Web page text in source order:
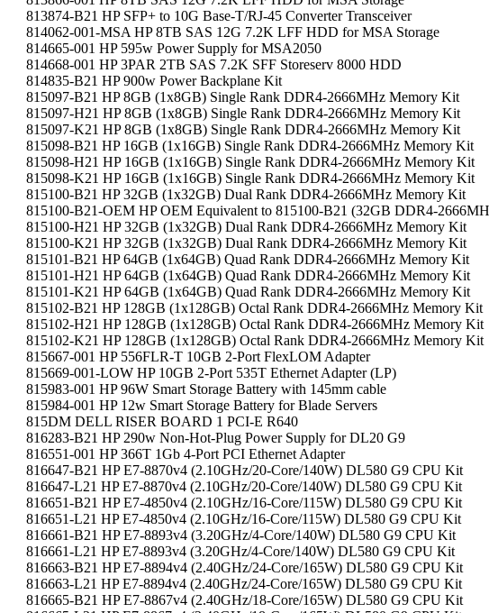
813874-B21 HP SFP+ to 10G Base-T/RJ-45 Converter Transceiver
814062-001-MSA HP 8TB SAS 12G 7.2K LFF HDD for MSA Storage
814665-001 HP 595w Power Supply for MSA2050
814668-001 HP 3PAR 2TB SAS 7.2K SFF Storeserv 8000 HDD
814835-B21 HP 900w Power Backplane Kit
815097-B21 HP 8GB (1x8GB) Single Rank DDR4-2666MHz Memory Kit
815097-H21 HP 8GB (1x8GB) Single Rank DDR4-2666MHz Memory Kit
815097-K21 HP 8GB (1x8GB) Single Rank DDR4-2666MHz Memory Kit
815098-B21 HP 16GB (1x16GB) Single Rank DDR4-2666MHz Memory Kit
815098-H21 HP 16GB (1x16GB) Single Rank DDR4-2666MHz Memory Kit
815098-K21 HP 16GB (1x16GB) Single Rank DDR4-2666MHz Memory Kit
815100-B21 HP 32GB (1x32GB) Dual Rank DDR4-2666MHz Memory Kit
815100-B21-OEM HP OEM Equivalent to 815100-B21 (32GB DDR4-
815100-H21 HP 32GB (1x32GB) Dual Rank DDR4-2666MHz Memory Kit
815100-K21 HP 32GB (1x32GB) Dual Rank DDR4-2666MHz Memory Kit
815101-B21 HP 64GB (1x64GB) Quad Rank DDR4-2666MHz Memory Kit
815101-H21 HP 64GB (1x64GB) Quad Rank DDR4-2666MHz Memory Kit
815101-K21 HP 64GB (1x64GB) Quad Rank DDR4-2666MHz Memory Kit
815102-B21 HP 128GB (1x128GB) Octal Rank DDR4-2666MHz Memory Kit
815102-H21 HP 128GB (1x128GB) Octal Rank DDR4-2666MHz Memory Kit
815102-K21 HP 128GB (1x128GB) Octal Rank DDR4-2666MHz Memory Kit
815667-001 HP 556FLR-T 10GB 2-Port FlexLOM Adapter
815669-001-LOW HP 10GB 2-Port 535T Ethernet Adapter (LP)
815983-001 HP 96W Smart Storage Battery with 145mm cable
815984-001 HP 12w Smart Storage Battery for Blade Servers
815DM DELL RISER BOARD 1 PCI-E R640
816283-B21 HP 290w Non-Hot-Plug Power Supply for DL20 G9
816551-001 HP 366T 1Gb 4-Port PCI Ethernet Adapter
816647-B21 HP E7-8870v4 (2.10GHz/20-Core/140W) DL580 G9 CPU Kit
816647-L21 HP E7-8870v4 (2.10GHz/20-Core/140W) DL580 G9 CPU Kit
816651-B21 HP E7-4850v4 (2.10GHz/16-Core/115W) DL580 G9 CPU Kit
816651-L21 HP E7-4850v4 (2.10GHz/16-Core/115W) DL580 G9 CPU Kit
816661-B21 HP E7-8893v4 (3.20GHz/4-Core/140W) DL580 G9 CPU Kit
816661-L21 HP E7-8893v4 (3.20GHz/4-Core/140W) DL580 G9 CPU Kit
816663-B21 HP E7-8894v4 (2.40GHz/24-Core/165W) DL580 G9 CPU Kit
816663-L21 HP E7-8894v4 (2.40GHz/24-Core/165W) DL580 G9 CPU Kit
816665-B21 HP E7-8867v4 (2.40GHz/18-Core/165W) DL580 G9 CPU Kit